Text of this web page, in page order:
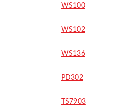
WS100
WS102
WS136
PD302
TS7903